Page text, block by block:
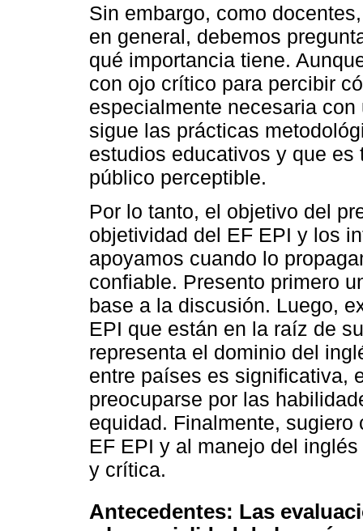
Sin embargo, como
en general, debemos
qué importancia tiene.
con ojo crítico para percibir
especialmente necesaria
sigue las prácticas
estudios educativos y que
público perceptible.
Por lo tanto, el objetivo del
objetividad del EF EPI y los
apoyamos cuando lo
confiable. Presento primero
base a la discusión. Luego,
EPI que están en la raíz de
representa el dominio del
entre países es significativa,
preocuparse por las
equidad. Finalmente,
EF EPI y al manejo del
y crítica.
Antecedentes: Las